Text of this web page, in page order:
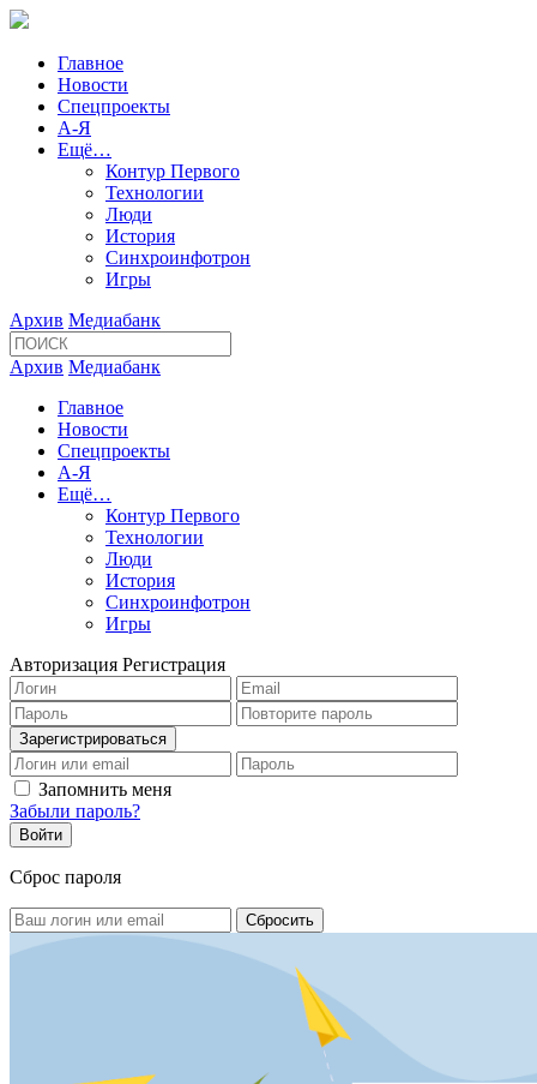
Главное
Новости
Спецпроекты
А-Я
Ещё…
Контур Первого
Технологии
Люди
История
Синхроинфотрон
Игры
Архив Медиабанк
Архив Медиабанк
Главное
Новости
Спецпроекты
А-Я
Ещё…
Контур Первого
Технологии
Люди
История
Синхроинфотрон
Игры
Авторизация Регистрация
Запомнить меня
Забыли пароль?
Сброс пароля